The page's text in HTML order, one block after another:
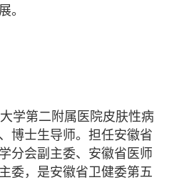
。
学第二附属医院皮肤性病
博士生导师。担任安徽省
分会副主委、安徽省医师
委，是安徽省卫健委第五